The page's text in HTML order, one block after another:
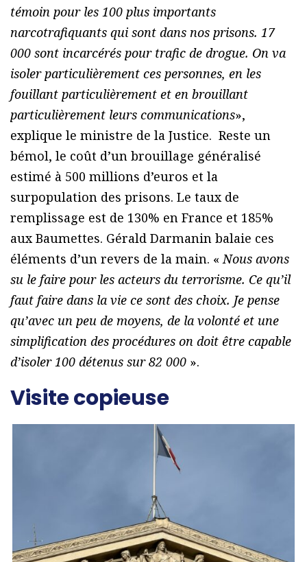
témoin pour les 100 plus importants
narcotrafiquants qui sont dans nos prisons. 17
000 sont incarcérés pour trafic de drogue. On va
isoler particulièrement ces personnes, en les
fouillant particulièrement et en brouillant
particulièrement leurs communications»,
explique le ministre de la Justice. Reste un
bémol, le coût d’un brouillage généralisé
estimé à 500 millions d’euros et la
surpopulation des prisons. Le taux de
remplissage est de 130% en France et 185%
aux Baumettes. Gérald Darmanin balaie ces
éléments d’un revers de la main. « Nous avons
su le faire pour les acteurs du terrorisme. Ce qu’il
faut faire dans la vie ce sont des choix. Je pense
qu’avec un peu de moyens, de la volonté et une
simplification des procédures on doit être capable
d’isoler 100 détenus sur 82 000 ».
Visite copieuse